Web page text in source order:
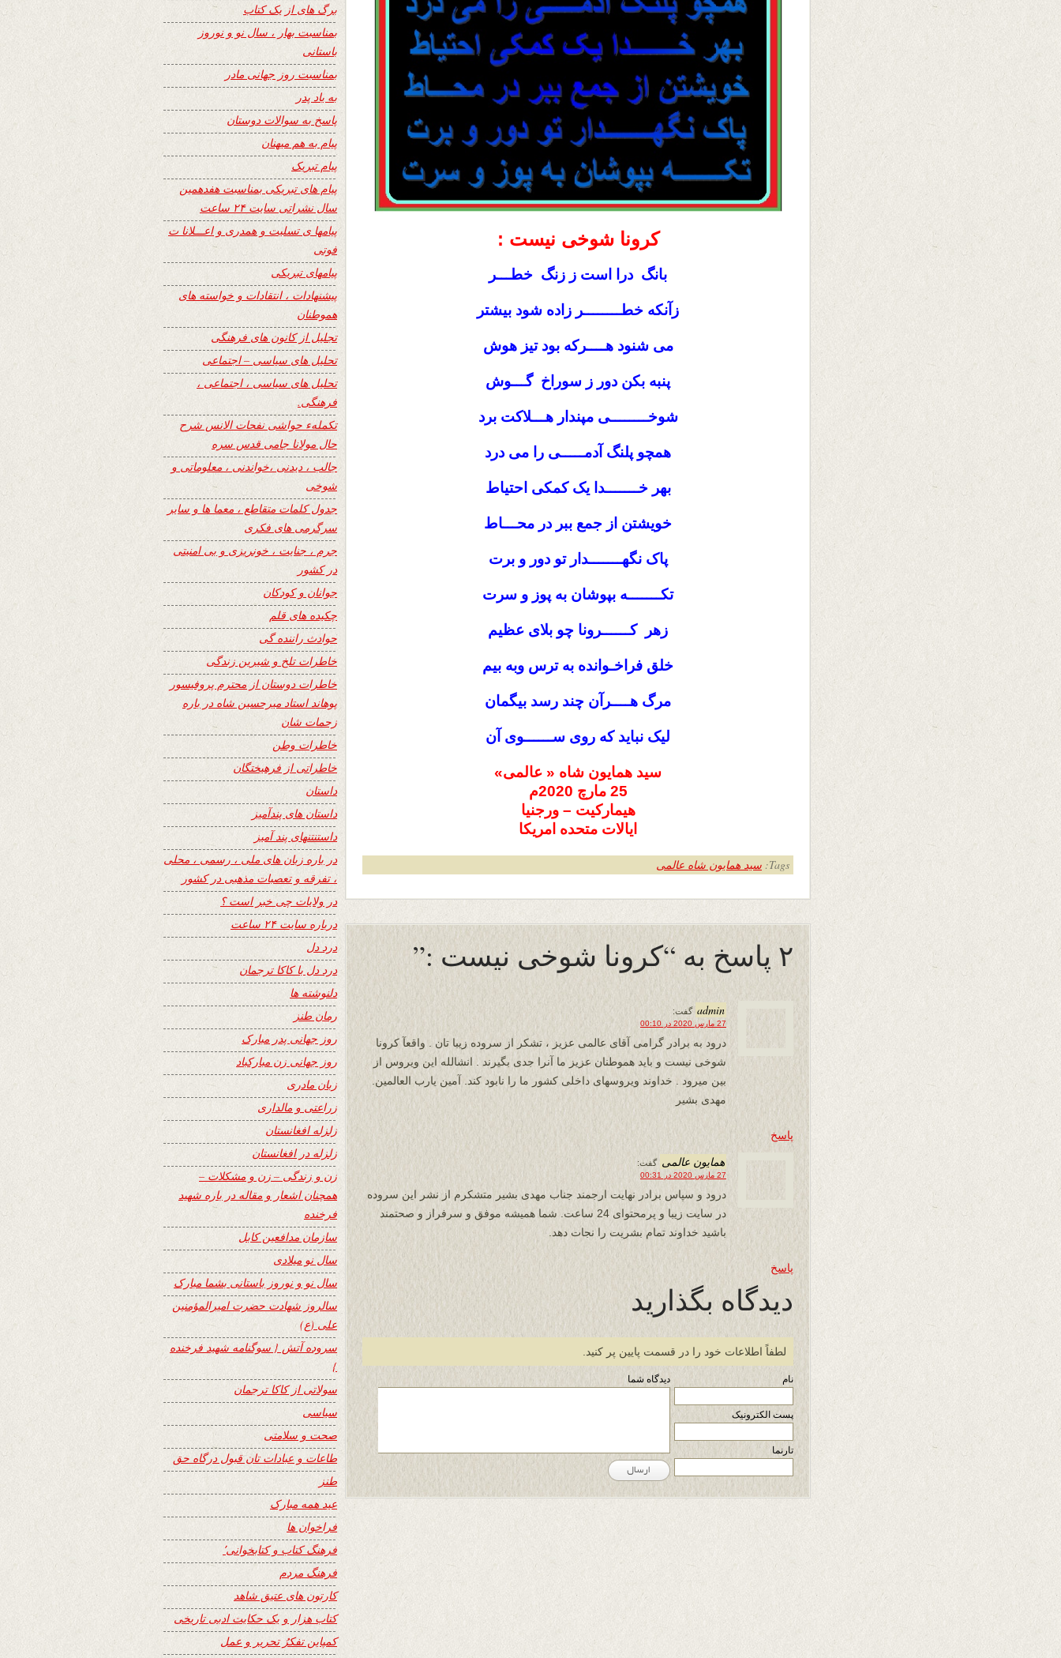
کرونا شوخی نیست :
بانگ درا است ز زنگ خطـــر
زآنکه خطــــــــر زاده شود بیشتر
می شنود هــــرکه بود تیز هوش
پنبه بکن دور ز سوراخ گـــوش
شوخــــــــی مپندار هـــلاکت برد
همچو پلنگ آدمـــــی را می درد
بهر خـــــــدا یک کمکی احتیاط
خویشتن از جمع ببر در محـــاط
پاک نگهـــــــدار تو دور و برت
تکـــــــه بپوشان به پوز و سرت
زهر کــــــرونا چو بلای عظیم
خلق فراخـوانده به ترس وبه بیم
مرگ هــــرآن چند رسد بیگمان
لیک نباید که روی ســــــوی آن
سید همایون شاه « عالمی»
25 مارچ 2020م
هیمارکیت – ورجنیا
ایالات متحده امریکا
Tags: سید همایون شاه عالمی
۲ پاسخ به “کرونا شوخی نیست :”
admin گفت:
27 مارس 2020 در 00:10
درود به برادر گرامی آقای عالمی عزیز ، تشکر از سروده زیبا تان . واقعآ کرونا
شوخی نیست و باید هموطنان عزیز ما آنرا جدی بگیرند . انشالله این ویروس از
بین میرود . خداوند ویروسهای داخلی کشور ما را نابود کند. آمین یارب العالمین.
مهدی بشیر
پاسخ
همایون عالمی گفت:
27 مارس 2020 در 00:31
درود و سپاس برادر نهایت ارجمند جناب مهدی بشیر متشکرم از نشر این سروده
در سایت زیبا و پرمحتوای 24 ساعت. شما همیشه موفق و سرفراز و صحتمند
باشید خداوند تمام بشریت را نجات دهد.
پاسخ
دیدگاه بگذارید
لطفاً اطلاعات خود را در قسمت پایین پر کنید.
نام
پست الکترونیک
تارنما
دیدگاه شما
برگ های از یک کتاب
بمناسبت بهار ، سال نو و نوروز
باستانی
بمناسبت روز جهانی مادر
به یاد پدر
پاسخ به سوالات دوستان
پیام به هم میهنان
پیام تبریک
پیام های تبریکی بمناسبت هفدهمین
سال نشراتی سایت ۲۴ ساعت
پیامها ی تسلیت و همدری و اعـــلانا ت
فوتی
پیامهای تبریکی
پیشنهادات ، انتقادات و خواسته های
هموطنان
تجلیل از کانون های فرهنگی
تحلیل های سیاسی – اجتماعی
تحلیل های سیاسی ، اجتماعی ،
فرهنگی.
تکملهء حواشی نفحات الانس شرح
حال مولانا جامی قدس سره
جالب ، دیدنی ،خواندنی ، معلوماتی و
شوخی
جدول کلمات متقاطع ، معما ها و سایر
سرگرمی های فکری
جرم ، جنایت ، خونریزی و بی امنیتی
در کشور
جوانان و کودکان
چکیده های قلم
حوادث راننده گی
خاطرات تلخ و شیرین زندگی
خاطرات دوستان از محترم پروفیسور
پوهاند استاد میرحسین شاه در باره
زحمات شان
خاطرات وطن
خاطراتی از فرهیختگان
داستان
داستان های پندآمیز
داستنتنهای پند آمیز
در باره زبان های ملی ، رسمی ، محلی
، تفرقه و تعصبات مذهبی در کشور
در ولایات چی خبر است ؟
درباره سایت ۲۴ ساعت
درد دل
درد دل با کاکا ترجمان
دلنوشته ها
رمان طنز
روز جهانی پدر مبارک
روز جهانی زن مبارکباد
زبان مادری
زراعتی و مالداری
زلزله افغانستان
زلزله در افغانستان
زن و زندگی – زن و مشکلات –
همچنان اشعار و مقاله در باره شهید
فرخنده
سازمان مدافعین کابل
سال نو میلادی
سال نو و نوروز باستانی بشما مبارک
سالروز شهادت حضرت امیرالمؤمنین
علی (ع)
سروده آتش { سوگنامه شهید فرخنده
}
سولاتی از کاکا ترجمان
سیاسی
صحت و سلامتی
طاعات و عبادات تان قبول درگاه حق
طنز
عید همه مبارک
فراخوان ها
فرهنگ کتاب و کتابخوانی٬
فرهنگ مردم
کارتون های عتیق شاهد
کتاب هزار و یک حکایت ادبی تاریخی
کمپاین تفکرُ تحریر و عمل